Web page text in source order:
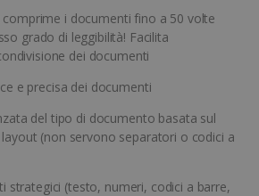
comprime i documenti fino a 50 volte
grado di leggibilità! Facilita
dei documenti
e precisa dei documenti
del tipo di documento basata sul
(non servono separatori o codici a
strategici (testo, numeri, codici a barre,